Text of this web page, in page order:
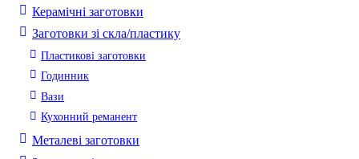
Керамічні заготовки
Заготовки зі скла/пластику
Пластикові заготовки
Годинник
Вази
Кухонний реманент
Металеві заготовки